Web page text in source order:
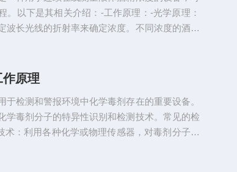
。以下是其相关介绍：-工作原理：-光学原理：
波长光线的折射率来确定浓度。不同浓度的酒精
的变化，如光学传感器用于检测光线折射率，振
信号进...
原理
于检测和警报环境中化学毒剂存在的重要设备。
学毒剂分子的特异性识别和检测技术。常见的检
术：利用各种化学或物理传感器，对毒剂分子产